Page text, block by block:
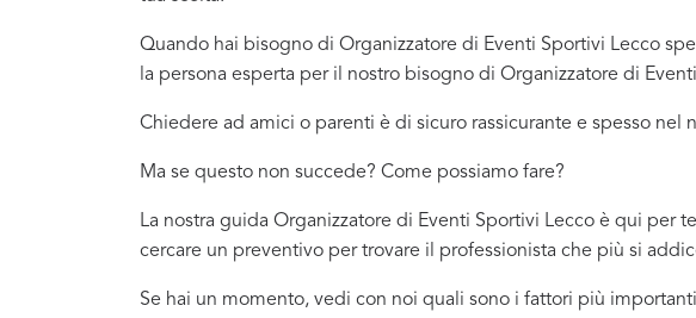
Quando hai bisogno di Organizzatore di Eventi Sportivi Lecco
la persona esperta per il nostro bisogno di Organizzatore di
Chiedere ad amici o parenti è di sicuro rassicurante e spesso nel
Ma se questo non succede? Come possiamo fare?
La nostra guida Organizzatore di Eventi Sportivi Lecco è qui
cercare un preventivo per trovare il professionista che più si
Se hai un momento, vedi con noi quali sono i fattori più